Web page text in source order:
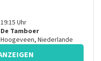
19:15 Uhr
De Tamboer
Hoogeveen, Niederlande